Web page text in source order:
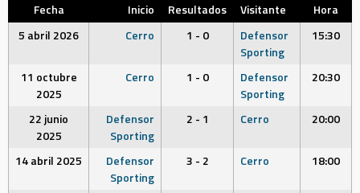
Fecha Inicio Resultados Visitante
Hora
5 abril 2026
Cerro 1 - 0
Defensor
Sporting
15:30
11 octubre
2025
Cerro 1 - 0
Defensor
Sporting
20:30
22 junio
2025
Defensor
Sporting
2 - 1 Cerro 20:00
14 abril 2025
Defensor
Sporting
3 - 2 Cerro 18:00